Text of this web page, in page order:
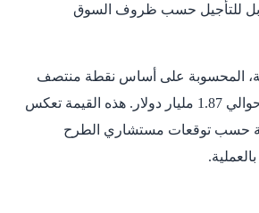
قابل للتأجيل حسب ظروف السوق
المحسوبة على أساس نقطة منتصف
نطاق السعر، تصل إلى حوالي 1.87 مليار دولار. هذه القيمة تعكس
حسب توقعات مستشاري الطرح